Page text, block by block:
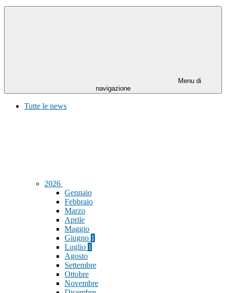
Menu di
navigazione
Tutte le news
2026
Gennaio
Febbraio
Marzo
Aprile
Maggio
Giugno 1
Luglio 1
Agosto
Settembre
Ottobre
Novembre